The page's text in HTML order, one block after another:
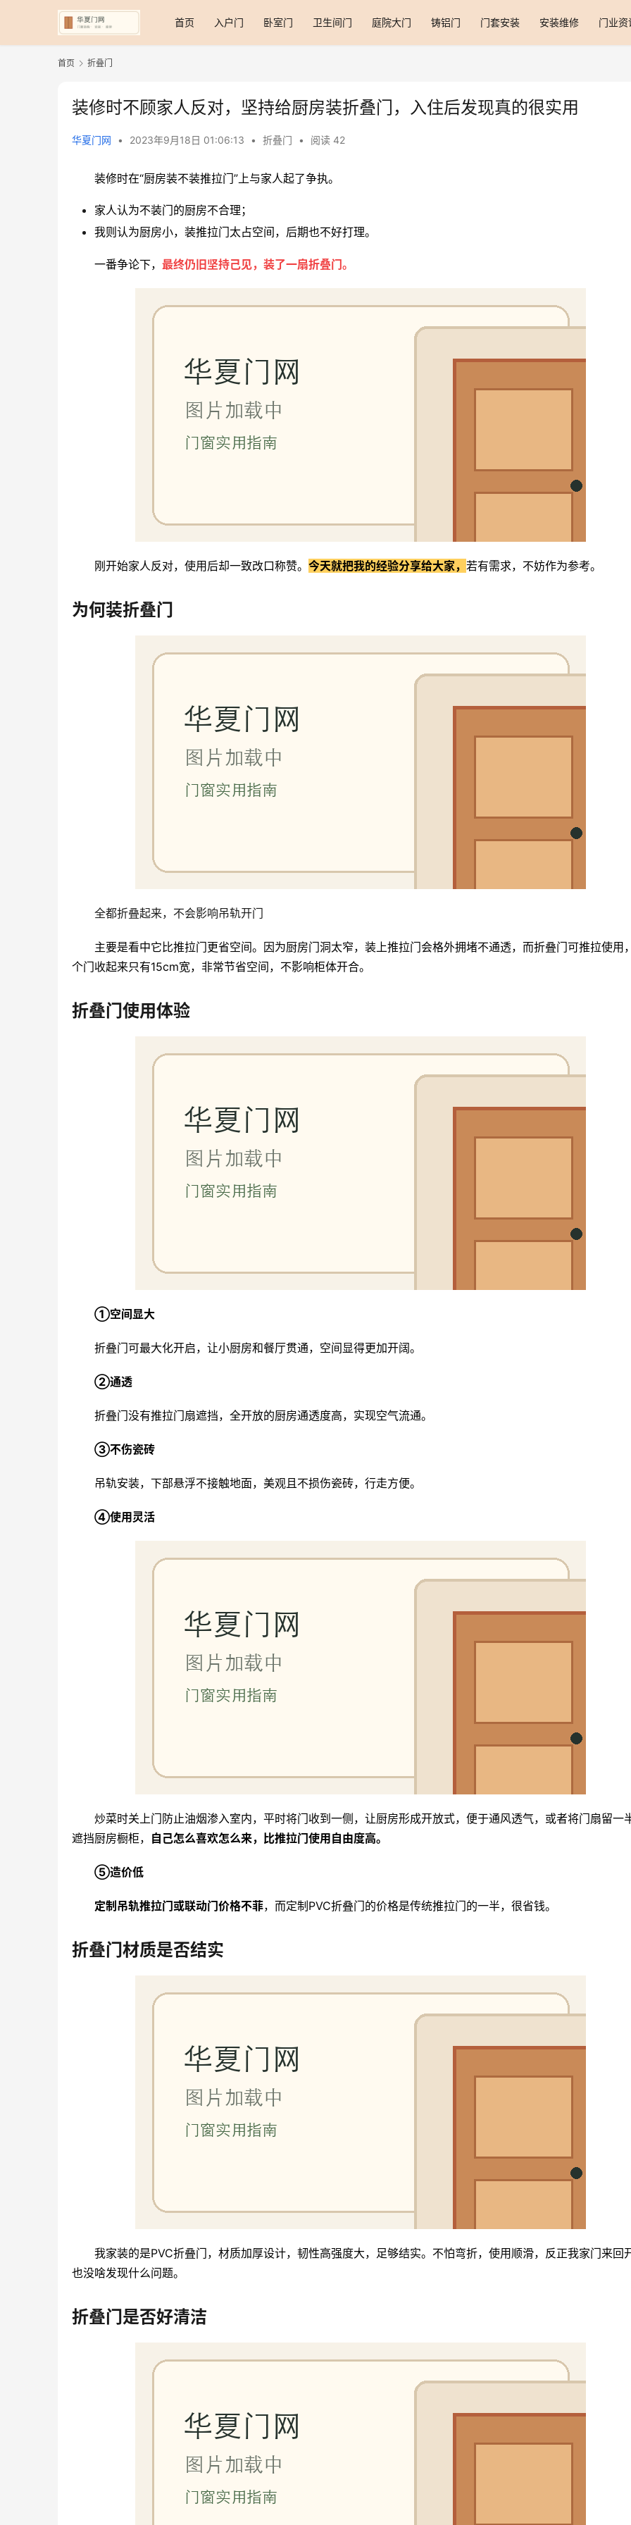
首页 入户门 卧室门 卫生间门 庭院大门 铸铝门 门套安装 安装维修 门业资
首页 折叠门
装修时不顾家人反对，坚持给厨房装折叠门，入住后发现真的很实用
华夏门网 • 2023年9月18日 01:06:13 • 折叠门 • 阅读 42
装修时在“厨房装不装推拉门”上与家人起了争执。
家人认为不装门的厨房不合理；
我则认为厨房小，装推拉门太占空间，后期也不好打理。
一番争论下， 最终仍旧坚持己见，装了一扇折叠门。
刚开始家人反对，使用后却一致改口称赞。 今天就把我的经验分享给大家， 若有需求，不妨作为参考。
为何装折叠门
全都折叠起来，不会影响吊轨开门
主要是看中它比推拉门更省空间。因为厨房门洞太窄，装上推拉门会格外拥堵不通透，而折叠门可推拉使用
个门收起来只有15cm宽，非常节省空间，不影响柜体开合。
折叠门使用体验
①空间显大
折叠门可最大化开启，让小厨房和餐厅贯通，空间显得更加开阔。
②通透
折叠门没有推拉门扇遮挡，全开放的厨房通透度高，实现空气流通。
③不伤瓷砖
吊轨安装，下部悬浮不接触地面，美观且不损伤瓷砖，行走方便。
④使用灵活
炒菜时关上门防止油烟渗入室内，平时将门收到一侧，让厨房形成开放式，便于通风透气，或者将门扇留一
遮挡厨房橱柜， 自己怎么喜欢怎么来，比推拉门使用自由度高。
⑤造价低
定制吊轨推拉门或联动门价格不菲，而定制PVC折叠门的价格是传统推拉门的一半，很省钱。
折叠门材质是否结实
我家装的是PVC折叠门，材质加厚设计，韧性高强度大，足够结实。不怕弯折，使用顺滑，反正我家门来回
也没啥发现什么问题。
折叠门是否好清洁